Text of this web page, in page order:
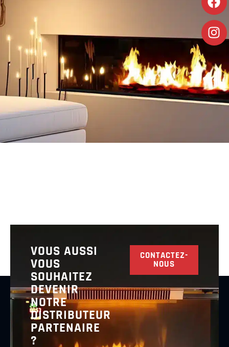
VOUS AUSSI
VOUS
SOUHAITEZ
DEVENIR
NOTRE
DISTRIBUTEUR
PARTENAIRE
?
CONTACTEZ-
NOUS